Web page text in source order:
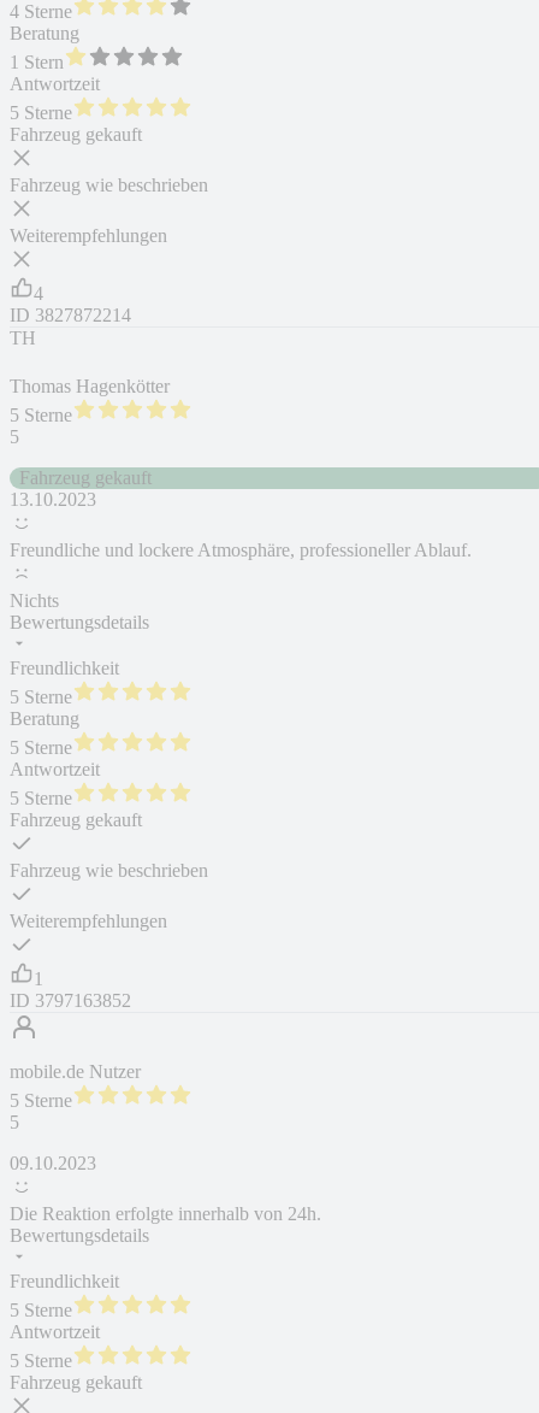
4 Sterne
Beratung
1 Stern
Antwortzeit
5 Sterne
Fahrzeug gekauft
Fahrzeug wie beschrieben
Weiterempfehlungen
4
ID 3827872214
TH
Thomas Hagenkötter
5 Sterne
5
Fahrzeug gekauft
13.10.2023
Freundliche und lockere Atmosphäre, professioneller Ablauf.
Nichts
Bewertungsdetails
Freundlichkeit
5 Sterne
Beratung
5 Sterne
Antwortzeit
5 Sterne
Fahrzeug gekauft
Fahrzeug wie beschrieben
Weiterempfehlungen
1
ID 3797163852
mobile.de Nutzer
5 Sterne
5
09.10.2023
Die Reaktion erfolgte innerhalb von 24h.
Bewertungsdetails
Freundlichkeit
5 Sterne
Antwortzeit
5 Sterne
Fahrzeug gekauft